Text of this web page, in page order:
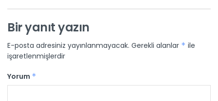
Bir yanıt yazın
E-posta adresiniz yayınlanmayacak. Gerekli alanlar * ile
işaretlenmişlerdir
Yorum *